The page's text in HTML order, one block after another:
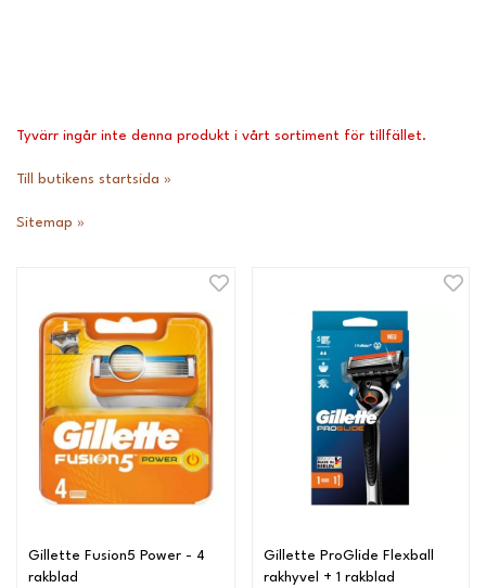
Tyvärr ingår inte denna produkt i vårt sortiment för tillfället.
Till butikens startsida »
Sitemap »
Gillette Fusion5 Power - 4
rakblad
Gillette ProGlide Flexball
rakhyvel + 1 rakblad